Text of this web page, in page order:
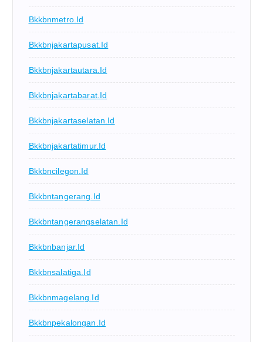
Bkkbnmetro.id
Bkkbnjakartapusat.id
Bkkbnjakartautara.id
Bkkbnjakartabarat.id
Bkkbnjakartaselatan.id
Bkkbnjakartatimur.id
Bkkbncilegon.id
Bkkbntangerang.id
Bkkbntangerangselatan.id
Bkkbnbanjar.id
Bkkbnsalatiga.id
Bkkbnmagelang.id
Bkkbnpekalongan.id